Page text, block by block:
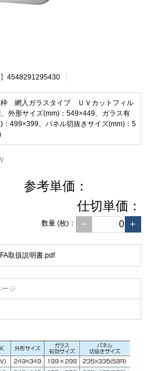
4548291295430
枠 網入ガラスタイプ ＵＶカットフィル
外形サイズ(mm)：549×449、ガラス有
：499×399、パネル切抜きサイズ(mm)：5
参考単価：
仕切単価：
数量 (枚) ：
取扱説明書.pdf
ジ